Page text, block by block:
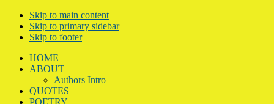
Skip to main content
Skip to primary sidebar
Skip to footer
HOME
ABOUT
Authors Intro
QUOTES
POETRY